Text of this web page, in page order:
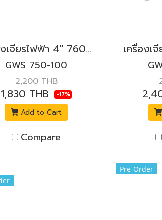
เครื่องเจียรไฟฟ้า 4" 760W. BOSCH รุ่น GWS 750-100 สวิตช์ข้าง
GWS 750-100
2,200 THB
1,830 THB -17%
Add to Cart
Compare
Pre-Order